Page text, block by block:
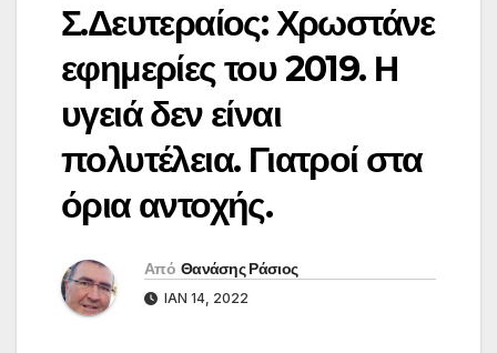
Σ.Δευτεραίος: Χρωστάνε
εφημερίες του 2019. Η
υγειά δεν είναι
πολυτέλεια. Γιατροί στα
όρια αντοχής.
Από Θανάσης Ράσιος
ΙΑΝ 14, 2022